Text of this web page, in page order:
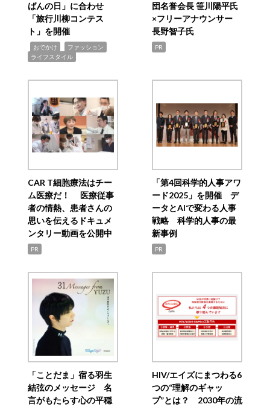
ばんの日」に合わせ
「旅行川柳コンテス
ト」を開催
おでかけ ファッション
ライフスタイル
団名誉会長 笹川陽平氏
×フリーアナウンサー
長野智子氏
PR
CAR T細胞療法はチー
ム医療だ！ 医療従事
者の情熱、患者さんの
思いを伝えるドキュメ
ンタリー動画を公開中
PR
「第4回科学的人事アワ
ード2025」を開催 デ
ータとAIで変わる人事
戦略 科学的人事の最
新事例
PR
「ことだま」宿る羽生
結弦のメッセージ 名
言がもたらす心の平穏
HIV/エイズにまつわる6
つの“理解のギャッ
プ”とは？ 2030年の流